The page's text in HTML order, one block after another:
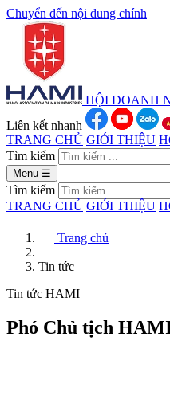
Chuyển đến nội dung chính
HỘI DOANH
Liên kết nhanh
TRANG CHỦ GIỚI THIỆU
Tìm kiếm
Menu ☰
Tìm kiếm
TRANG CHỦ GIỚI THIỆU
Trang chủ
Tin tức
Tin tức HAMI
Phó Chủ tịch